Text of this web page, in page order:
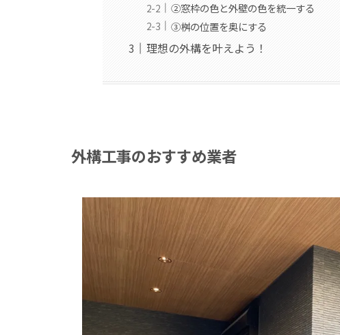
②窓枠の色と外壁の色を統一する
③桝の位置を奥にする
理想の外構を叶えよう！
外構工事のおすすめ業者